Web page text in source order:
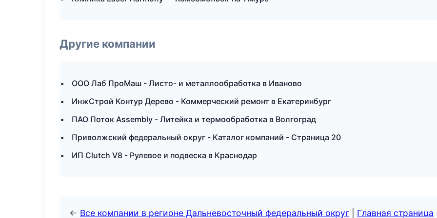
Другие компании
ООО Лаб ПроМаш - Листо- и металлообработка в Иваново
ИнжСтрой Контур Дерево - Коммерческий ремонт в Екатеринбург
ПАО Поток Assembly - Литейка и термообработка в Волгоград
Приволжский федеральный округ - Каталог компаний - Страница 20
ИП Clutch V8 - Рулевое и подвеска в Краснодар
← Все компании в регионе Дальневосточный федеральный округ Главная страница